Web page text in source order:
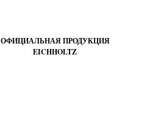
ОФИЦИАЛЬНАЯ ПРОДУКЦИЯ
EICHHOLTZ